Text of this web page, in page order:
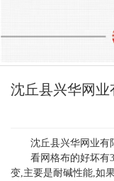
沈丘县兴华网
沈丘县兴华网业有
看网格布的好坏有
变,主要是耐碱性能,如